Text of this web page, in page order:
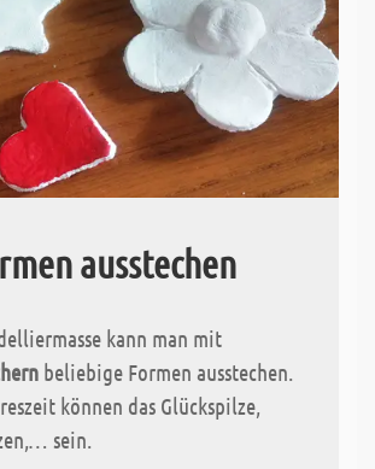
ausstechen
kann man mit
beliebige Formen ausstechen.
können das Glückspilze,
sein.